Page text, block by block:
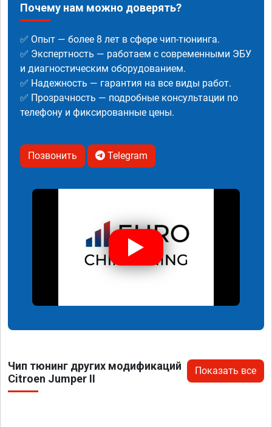
Почему нам можно доверять?
✅ Опыт — более 8 лет в сфере чип-тюнинга.
✅ Экспертность — работаем с современными ЭБУ
и диагностическим оборудованием.
✅ Надежность — гарантия на все виды работ.
✅ Прозрачность — подробные консультации по
телефону и фиксированные цены.
Позвонить Telegram
Чип тюнинг других модификаций
Citroen Jumper II
Показать все